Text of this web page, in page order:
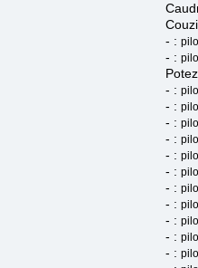
- :
- :
- :
- :
- :
- :
- :
- :
- :
- :
- :
- :
- :